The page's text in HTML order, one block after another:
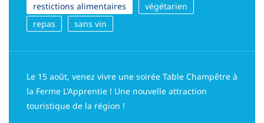
restictions alimentaires
végétarien
repas
sans vin
Le 15 août, venez vivre une soirée Table Champêtre à
la Ferme L'Apprentie ! Une nouvelle attraction
touristique de la région !